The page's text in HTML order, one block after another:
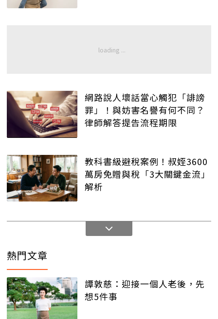
網路說人壞話當心觸犯「誹謗
罪」！與妨害名譽有何不同？
律師解答提告流程期限
教科書級避稅案例！叔姪3600
萬房免贈與稅「3大關鍵金流」
解析
熱門文章
譚敦慈：迎接一個人老後，先
想5件事